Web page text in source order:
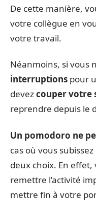
De cette manière,
votre collègue en
votre travail.
Néanmoins, si vous
interruptions pour
devezcouper votre
reprendre depuis le
Un pomodoro ne
cas où vous
deux choix. En
remettre l’activité
mettre fin à votre